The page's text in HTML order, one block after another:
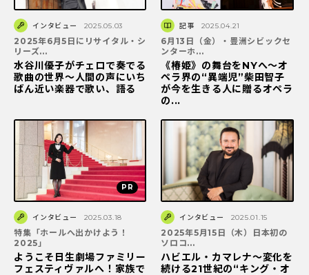
インタビュー 2025.05.03
2025年6月5日にリサイタル・シ
リーズ...
水谷川優子がチェロで奏でる
歌曲の世界～人間の声にいち
ばん近い楽器で歌い、語る
記事 2025.04.21
6月13日（金）・豊洲シビックセ
ンターホ...
《椿姫》の舞台をNYへ～オ
ペラ界の“異端児”柴田智子
が今を生きる人に贈るオペラ
の...
インタビュー 2025.03.18
特集「ホールへ出かけよう！
2025」
ようこそ日生劇場ファミリー
フェスティヴァルへ！家族で
インタビュー 2025.01.15
2025年5月15日（木）日本初の
ソロコ...
ハビエル・カマレナ～変化を
続ける21世紀の“キング・オ